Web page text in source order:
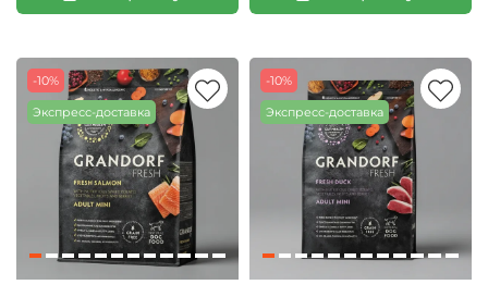
-10%
Экспресс-доставка
-10%
Экспресс-доставка